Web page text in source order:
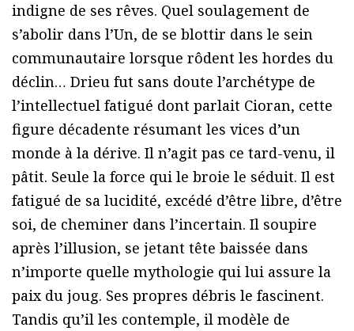
indigne de ses rêves. Quel soulagement de
s’abolir dans l’Un, de se blottir dans le sein
communautaire lorsque rôdent les hordes du
déclin… Drieu fut sans doute l’archétype de
l’intellectuel fatigué dont parlait Cioran, cette
figure décadente résumant les vices d’un
monde à la dérive. Il n’agit pas ce tard-venu, il
pâtit. Seule la force qui le broie le séduit. Il est
fatigué de sa lucidité, excédé d’être libre, d’être
soi, de cheminer dans l’incertain. Il soupire
après l’illusion, se jetant tête baissée dans
n’importe quelle mythologie qui lui assure la
paix du joug. Ses propres débris le fascinent.
Tandis qu’il les contemple, il modèle de